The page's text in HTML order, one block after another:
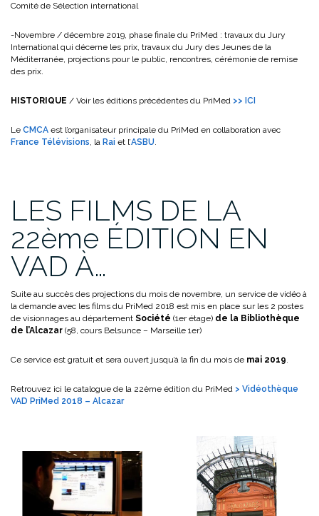
Comité de Sélection international
-Novembre / décembre 2019, phase finale du PriMed : travaux du Jury
International qui décerne les prix, travaux du Jury des Jeunes de la
Méditerranée, projections pour le public, rencontres, cérémonie de remise
des prix.
HISTORIQUE / Voir les éditions précédentes du PriMed >> ICI
Le CMCA est l’organisateur principale du PriMed en collaboration avec
France Télévisions , la Rai et l’ASBU
LES FILMS DE LA
22ème ÉDITION EN
VAD À…
Suite au succès des projections du mois de novembre, un service de vidéo à
la demande avec les films du PriMed 2018 est mis en place sur les 2 postes
de visionnages au département Société (1er étage) de la Bibliothèque
de l’Alcazar (58, cours Belsunce – Marseille 1er)
Ce service est gratuit et sera ouvert jusqu’à la fin du mois de mai 2019
Retrouvez ici le catalogue de la 22ème édition du PriMed > Vidéothèque
VAD PriMed 2018 – Alcazar